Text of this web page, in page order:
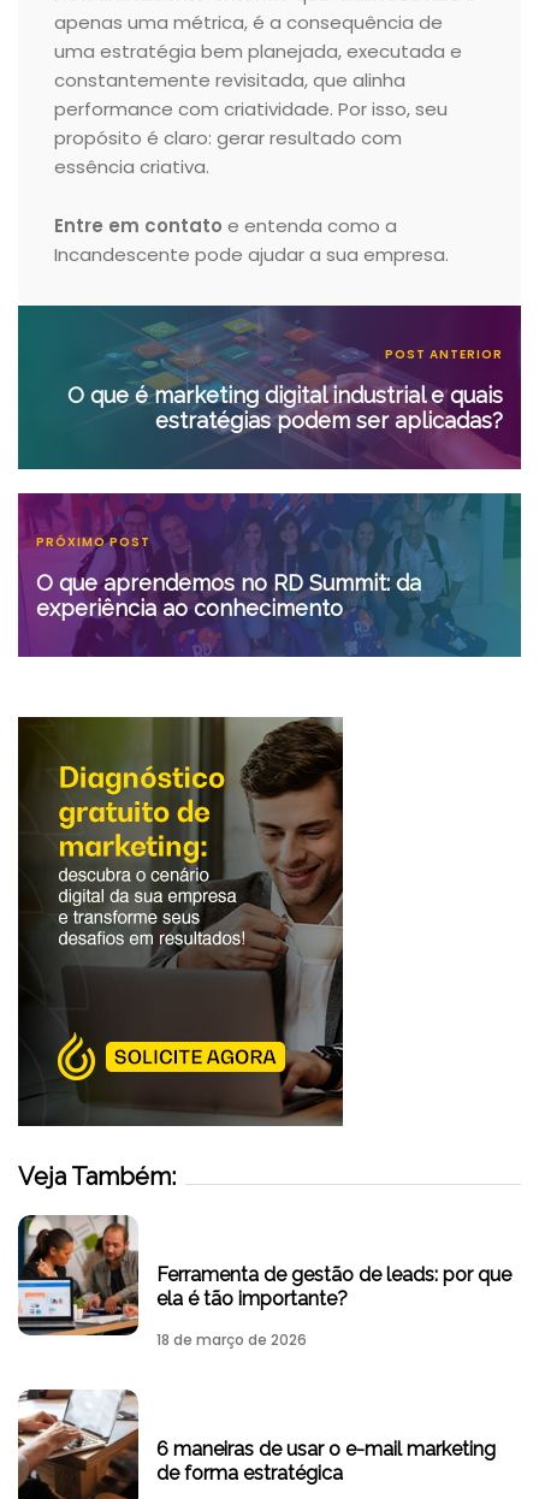
apenas uma métrica, é a consequência de
uma estratégia bem planejada, executada e
constantemente revisitada, que alinha
performance com criatividade. Por isso, seu
propósito é claro: gerar resultado com
essência criativa.
Entre em contato e entenda como a
Incandescente pode ajudar a sua empresa.
POST ANTERIOR
O que é marketing digital industrial e quais
estratégias podem ser aplicadas?
PRÓXIMO POST
O que aprendemos no RD Summit: da
experiência ao conhecimento
Veja Também:
Ferramenta de gestão de leads: por que
ela é tão importante?
18 de março de 2026
6 maneiras de usar o e-mail marketing
de forma estratégica